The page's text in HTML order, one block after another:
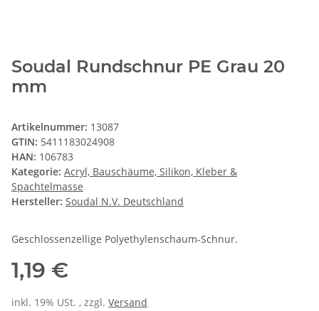
Soudal Rundschnur PE Grau 20
mm
Artikelnummer: 13087
GTIN: 5411183024908
HAN: 106783
Kategorie: Acryl, Bauschäume, Silikon, Kleber &
Spachtelmasse
Hersteller: Soudal N.V. Deutschland
Geschlossenzellige Polyethylenschaum-Schnur.
1,19 €
inkl. 19% USt. , zzgl. Versand